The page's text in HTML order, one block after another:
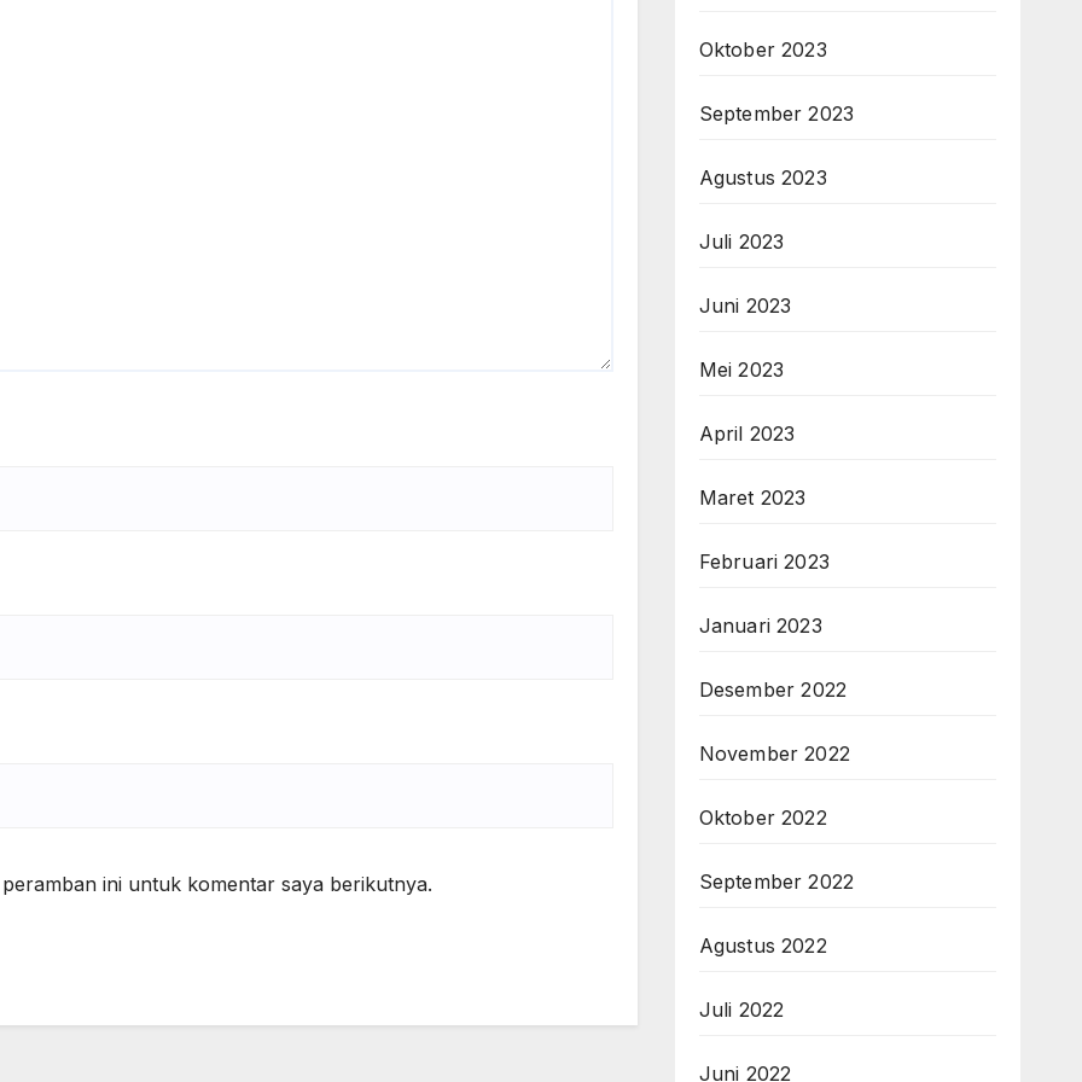
ini untuk komentar saya berikutnya.
Oktober 2023
September 2023
Agustus 2023
Juli 2023
Juni 2023
Mei 2023
April 2023
Maret 2023
Februari 2023
Januari 2023
Desember 2022
November 2022
Oktober 2022
September 2022
Agustus 2022
Juli 2022
Juni 2022